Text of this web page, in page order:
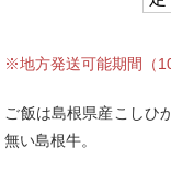
※地方発送可能期間（
ご飯は島根県産こしひ
無い島根牛。